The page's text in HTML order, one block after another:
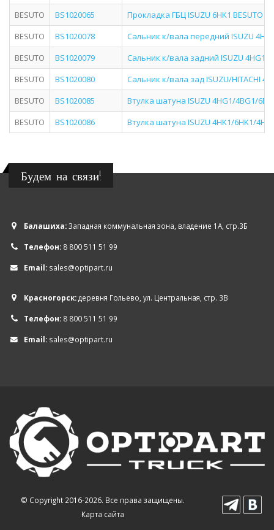
BESUTO
BS1020065
Прокладка ГБЦ ISUZU 6HK1 BESUTO
BESUTO
BS1020078
Сальник к/вала передний ISUZU
BESUTO
BS1020079
Сальник к/вала задний ISUZU 4НG1/
BESUTO
BS1020080
Сальник к/вала зад ISUZU/HITACHI
BESUTO
BS1020085
Втулка шатуна ISUZU 4HG1/4BG1/
BESUTO
BS1020086 Втулка шатуна ISUZU 4HK1/6HK1/
Будем на связи!
Балашиха:Западная коммунальная зона, владение 1А, стр.3Б
Телефон: 8 800 511 51 99
Email: sales@optipart.ru
Красногорск:деревня Гольево, ул. Центральная, стр. 3В
Телефон: 8 800 511 51 99
Email: sales@optipart.ru
© Copyright 2016-2026. Все права защищены.
Карта сайта